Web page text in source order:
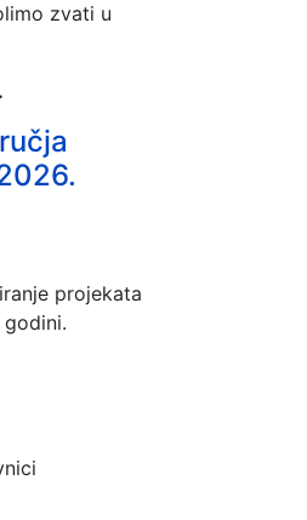
zvati u
projekata